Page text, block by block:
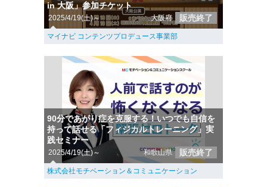
in 大阪」参加チケット
2025/4/19(土)～ 大阪府 販売終了
マイナビ コンテンツプロデュース事業部
90分であがり症を克服する！いつでも自信を
持って話せる「フィジカルトレーニング」実
践セミナー
2025/4/19(土)～ 和歌山県 販売終了
株式会社モチベーション＆コミュニケーション